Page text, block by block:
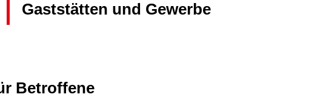
Gaststätten und Gewerbe
Betroffene